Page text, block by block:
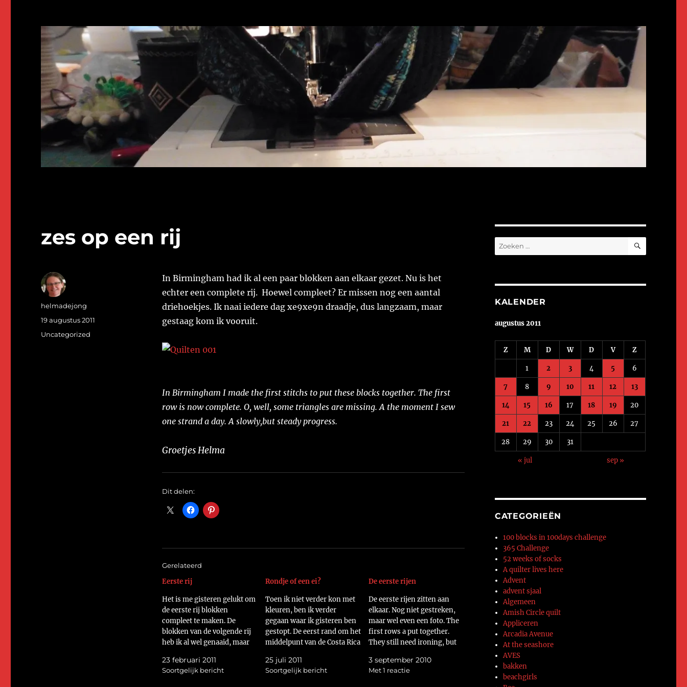
zes op een rij
In Birmingham had ik al een paar blokken aan elkaar gezet. Nu is het
echter een complete rij. Hoewel compleet? Er missen nog een aantal
driehoekjes. Ik naai iedere dag xe9xe9n draadje, dus langzaam, maar
gestaag kom ik vooruit.
In Birmingham I made the first stitchs to put these blocks together. The first
row is now complete. O, well, some triangles are missing. A the moment I sew
one strand a day. A slowly,but steady progress.
Groetjes Helma
Dit delen:
Gerelateerd
Eerste rij
Het is me gisteren gelukt om
de eerste rij blokken
compleet te maken. De
blokken van de volgende rij
heb ik al wel genaaid, maar
veel van het goede. Zo
meteen kruipen weer achter
23 februari 2011
Soortgelijk bericht
Rondje of een ei?
Toen ik niet verder kon met
kleuren, ben ik verder
gegaan waar ik gisteren ben
gestopt. De eerst rand om het
middelpunt van de Costa Rica
volgende. Since I cloudn't
colour anymore, I got started
25 juli 2011
Soortgelijk bericht
De eerste rijen
De eerste rijen zitten aan
elkaar. Nog niet gestreken,
maar wel even een foto. The
first rows a put together.
They still need ironing, but
Helma
3 september 2010
Met 1 reactie
Auteur
helmadejong
Geplaatst
19 augustus 2011
Categorieën
Uncategorized
Zoeken
naar:
ZOEKEN
KALENDER
augustus 2011
Z M D W D V Z
1 2 3 4 5 6
7 8 9 10 11 12 13
14 15 16 17 18 19 20
21 22 23 24 25 26 27
28 29 30 31
« jul sep »
CATEGORIEËN
100 blocks in 100days challenge
365 Challenge
52 weeks of socks
A quilter lives here
Advent
advent sjaal
Algemeen
Amish Circle quilt
Appliceren
Arcadia Avenue
At the seashore
AVES
bakken
beachgirls